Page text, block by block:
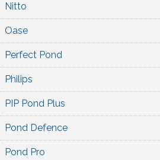
Nitto
Oase
Perfect Pond
Philips
PIP Pond Plus
Pond Defence
Pond Pro